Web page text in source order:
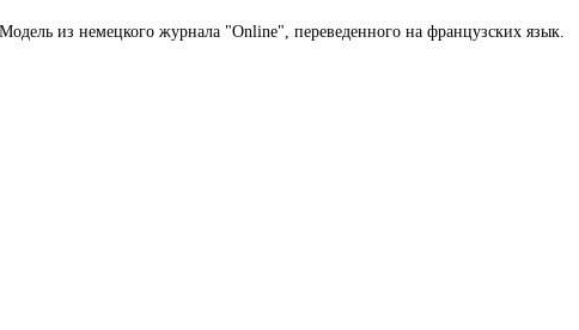
из немецкого журнала "Online", переведенного на французских язык.